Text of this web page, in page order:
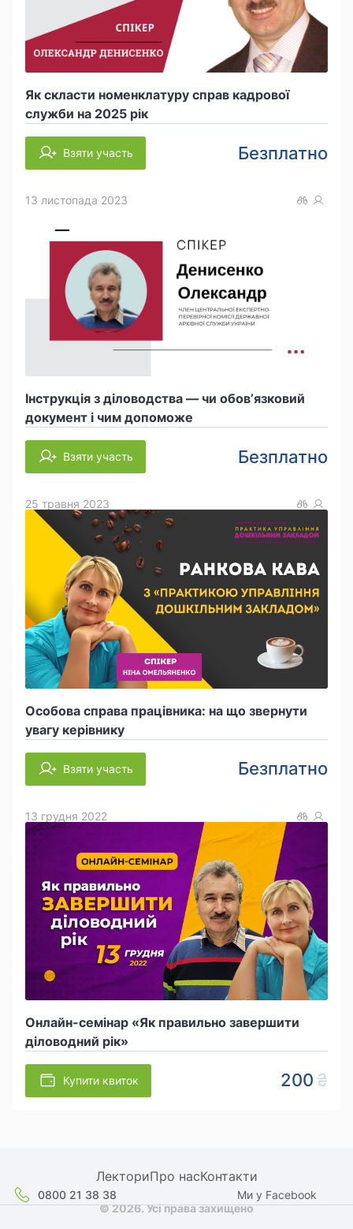
Як скласти номенклатуру справ кадрової
служби на 2025 рік
Безплатно
Взяти участь
Інструкція з діловодства — чи обов’язковий
документ і чим допоможе
13 листопада 2023
Безплатно
Взяти участь
Особова справа працівника: на що звернути
увагу керівнику
25 травня 2023
Безплатно
Взяти участь
Онлайн-семінар «Як правильно завершити
діловодний рік»
13 грудня 2022
200
Купити квиток
ЛекториПро насКонтакти
0800 21 38 38
Ми у Facebook
© 2026. Усі права захищено